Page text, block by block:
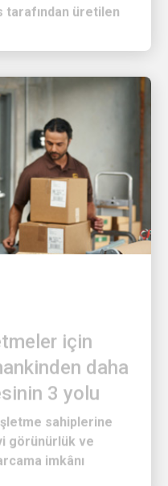
daha
3 yolu
sahiplerine
görünürlük ve
imkânı